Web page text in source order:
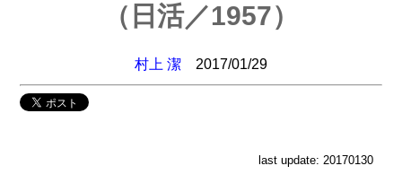
（日活／1957）
村上 潔 2017/01/29
last update: 20170130